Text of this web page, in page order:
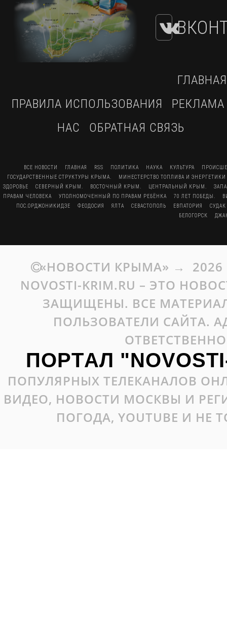
ГЛАВНАЯ
ПРАВИЛА ИСПОЛЬЗОВАНИЯ
РЕКЛАМА
НАС
ОБРАТНАЯ СВЯЗЬ
ВСЕ НОВОСТИ ГЛАВНАЯ RSS ПОЛИТИКА НАУКА КУЛЬТУРА
ГОСУДАРСТВЕННЫЕ СТРУКТУРЫ КРЫМА.
МИНЕСТЕРСТВО ТОПЛИВА И
ЗДОРОВЬЕ
СЕВЕРНЫЙ КРЫМ. ВОСТОЧНЫЙ КРЫМ. ЦЕНТРАЛЬНЫЙ КРЫМ.
ПРАВАМ ЧЕЛОВЕКА
УПОЛНОМОЧЕННЫЙ ПО ПРАВАМ РЕБЁНКА 70 ЛЕТ ПОБЕДЫ.
ПОС.ОРДЖОНИКИДЗЕ
ФЕОДОСИЯ ЯЛТА СЕВАСТОПОЛЬ ЕВПАТОРИЯ
СУДАК
БЕЛОГОРСК
«НОВОСТИ КРЫМА» → 2026
NOVOSTI-KRIM.RU – ЭТО
ЗАЩИЩЕНЫ. ВСЕ
ПОЛЬЗОВАТЕЛИ САЙТА.
ПОРТАЛ
ПОПУЛЯРНЫХ ТЕЛЕКАНАЛОВ
ВИДЕО, НОВОСТИ МОСКВЫ И
ПОГОДА, YOUTUBE И